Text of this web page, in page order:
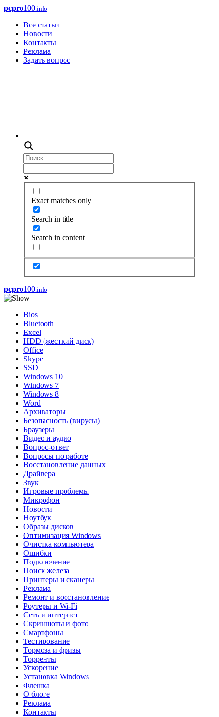
pcpro100.info
Все статьи
Новости
Контакты
Реклама
Задать вопрос
Exact matches only
Search in title
Search in content
pcpro100.info
Bios
Bluetooth
Excel
HDD (жесткий диск)
Office
Skype
SSD
Windows 10
Windows 7
Windows 8
Word
Архиваторы
Безопасность (вирусы)
Браузеры
Видео и аудио
Вопрос-ответ
Вопросы по работе
Восстановление данных
Драйвера
Звук
Игровые проблемы
Микрофон
Новости
Ноутбук
Образы дисков
Оптимизация Windows
Очистка компьютера
Ошибки
Подключение
Поиск железа
Принтеры и сканеры
Реклама
Ремонт и восстановление
Роутеры и Wi-Fi
Сеть и интернет
Скриншоты и фото
Смартфоны
Тестирование
Тормоза и фризы
Торренты
Ускорение
Установка Windows
Флешка
О блоге
Реклама
Контакты